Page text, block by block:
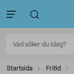
Startsida Fritid